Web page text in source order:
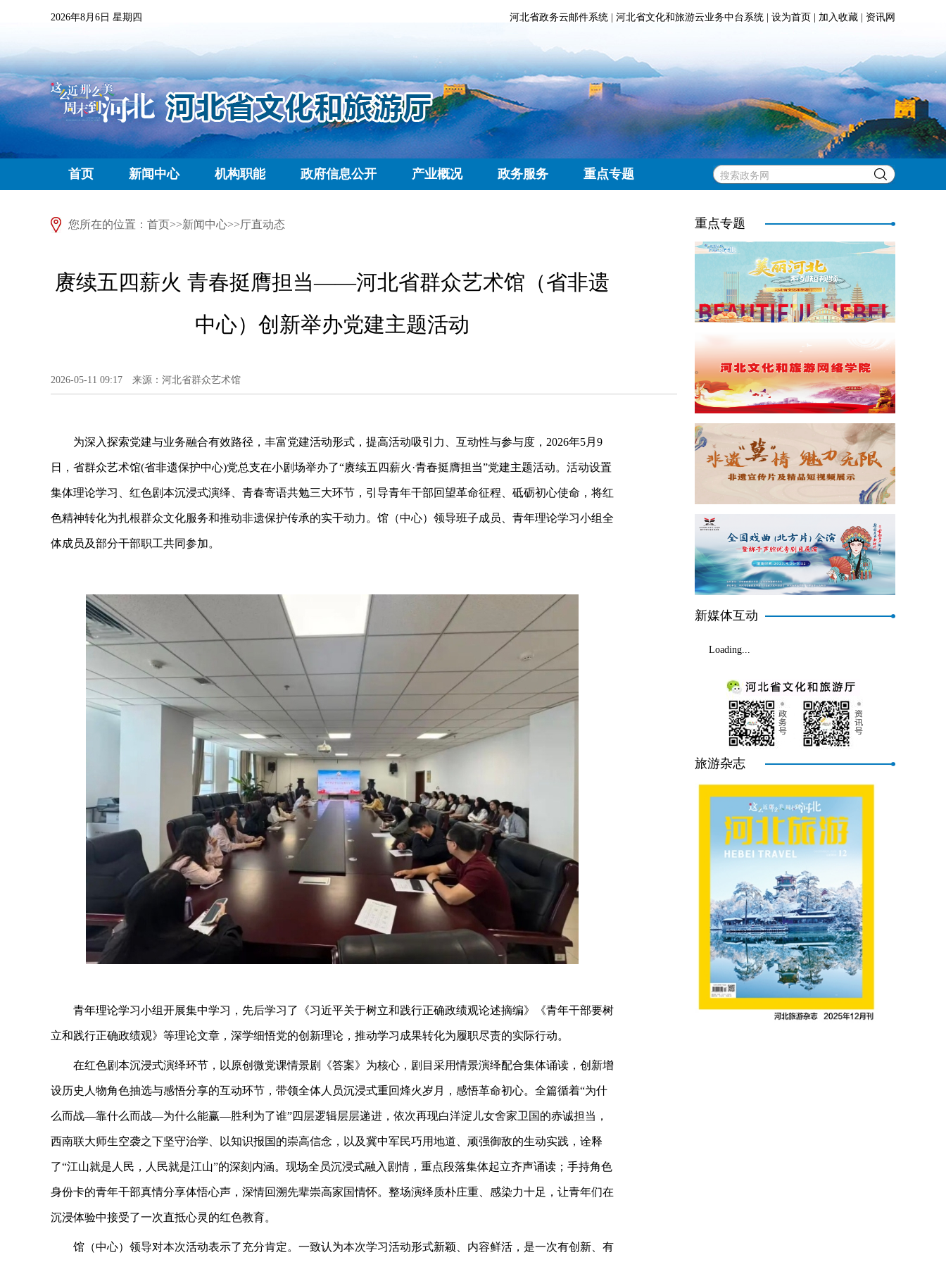
2026年8月6日 星期四 河北省政务云邮件系统 河北省文化和旅游云业务中台系统 设为首页 加入收藏 资讯网
首页 新闻中心 机构职能 政府信息公开 产业概况 政务服务 重点专题
您所在的位置： 首页>>新闻中心>>厅直动态
赓续五四薪火 青春挺膺担当——河北省群众艺术馆（省非遗
中心）创新举办党建主题活动
2026-05-11 09:17 来源：河北省群众艺术馆
为深入探索党建与业务融合有效路径，丰富党建活动形式，提高活动吸引力、互动性与参与度，2026年5月9
日，省群众艺术馆(省非遗保护中心)党总支在小剧场举办了“赓续五四薪火·青春挺膺担当”党建主题活动。活动设置
集体理论学习、红色剧本沉浸式演绎、青春寄语共勉三大环节，引导青年干部回望革命征程、砥砺初心使命，将红
色精神转化为扎根群众文化服务和推动非遗保护传承的实干动力。馆（中心）领导班子成员、青年理论学习小组全
体成员及部分干部职工共同参加。
青年理论学习小组开展集中学习，先后学习了《习近平关于树立和践行正确政绩观论述摘编》《青年干部要树
立和践行正确政绩观》等理论文章，深学细悟党的创新理论，推动学习成果转化为履职尽责的实际行动。
在红色剧本沉浸式演绎环节，以原创微党课情景剧《答案》为核心，剧目采用情景演绎配合集体诵读，创新增
设历史人物角色抽选与感悟分享的互动环节，带领全体人员沉浸式重回烽火岁月，感悟革命初心。全篇循着“为什
么而战—靠什么而战—为什么能赢—胜利为了谁”四层逻辑层层递进，依次再现白洋淀儿女舍家卫国的赤诚担当，
西南联大师生空袭之下坚守治学、以知识报国的崇高信念，以及冀中军民巧用地道、顽强御敌的生动实践，诠释
了“江山就是人民，人民就是江山”的深刻内涵。现场全员沉浸式融入剧情，重点段落集体起立齐声诵读；手持角色
身份卡的青年干部真情分享体悟心声，深情回溯先辈崇高家国情怀。整场演绎质朴庄重、感染力十足，让青年们在
沉浸体验中接受了一次直抵心灵的红色教育。
馆（中心）领导对本次活动表示了充分肯定。一致认为本次学习活动形式新颖、内容鲜活，是一次有创新、有
重点专题
新媒体互动
Loading...
旅游杂志